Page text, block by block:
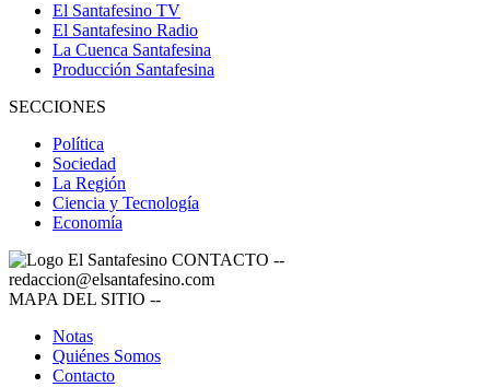
El Santafesino TV
El Santafesino Radio
La Cuenca Santafesina
Producción Santafesina
SECCIONES
Política
Sociedad
La Región
Ciencia y Tecnología
Economía
CONTACTO --
redaccion@elsantafesino.com
MAPA DEL SITIO --
Notas
Quiénes Somos
Contacto